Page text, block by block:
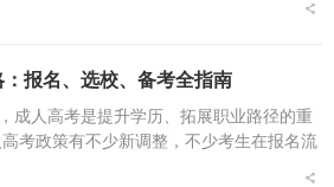
报名、选校、备考全指南
成人高考是提升学历、拓展职业路径的重
考政策有不少新调整，不少考生在报名流
方面存在诸多疑问，本文将从报名全流